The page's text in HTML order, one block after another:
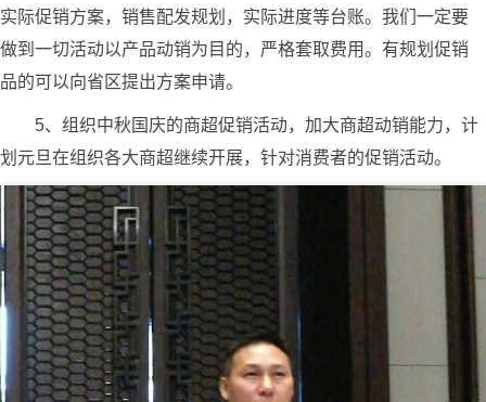
实际促销方案，销售配发规划，实际进度等台账。我们一定要
做到一切活动以产品动销为目的，严格套取费用。有规划促销
品的可以向省区提出方案申请。
5、组织中秋国庆的商超促销活动，加大商超动销能力，计
划元旦在组织各大商超继续开展，针对消费者的促销活动。